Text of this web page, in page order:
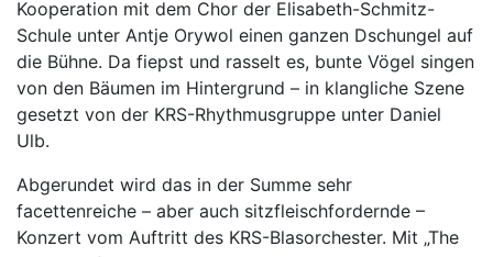
Kooperation mit dem Chor der Elisabeth-Schmitz-
Schule unter Antje Orywol einen ganzen Dschungel auf
die Bühne. Da fiepst und rasselt es, bunte Vögel singen
von den Bäumen im Hintergrund – in klangliche Szene
gesetzt von der KRS-Rhythmusgruppe unter Daniel
Ulb.
Abgerundet wird das in der Summe sehr
facettenreiche – aber auch sitzfleischfordernde –
Konzert vom Auftritt des KRS-Blasorchester. Mit „The